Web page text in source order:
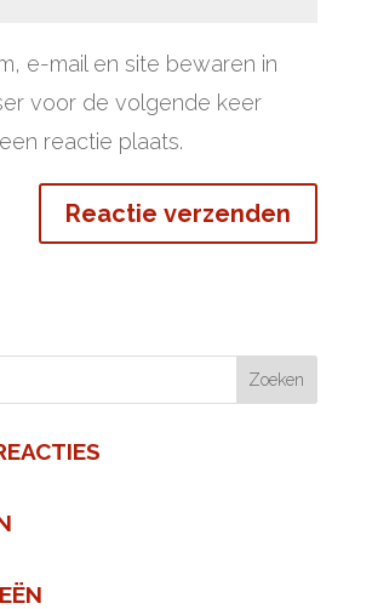
e-mail en site bewaren in
voor de volgende keer
reactie plaats.